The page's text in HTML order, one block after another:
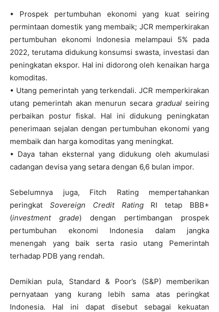
• Prospek pertumbuhan ekonomi yang kuat seiring
permintaan domestik yang membaik; JCR memperkirakan
pertumbuhan ekonomi Indonesia melampaui 5% pada
2022, terutama didukung konsumsi swasta, investasi dan
peningkatan ekspor. Hal ini didorong oleh kenaikan harga
komoditas.
• Utang pemerintah yang terkendali. JCR memperkirakan
utang pemerintah akan menurun secaragradual seiring
perbaikan postur fiskal. Hal ini didukung peningkatan
penerimaan sejalan dengan pertumbuhan ekonomi yang
membaik dan harga komoditas yang meningkat.
• Daya tahan eksternal yang didukung oleh akumulasi
cadangan devisa yang setara dengan 6,6 bulan impor.
Sebelumnya juga, Fitch Rating mempertahankan
peringkat Sovereign Credit RatingRI tetap BBB+
(investment grade) dengan pertimbangan prospek
pertumbuhan ekonomi Indonesia dalam jangka
menengah yang baik serta rasio utang Pemerintah
terhadap PDB yang rendah.
Demikian pula, Standard & Poor’s (S&P) memberikan
pernyataan yang kurang lebih sama atas peringkat
Indonesia. Hal ini dapat disebut sebagai kekuatan